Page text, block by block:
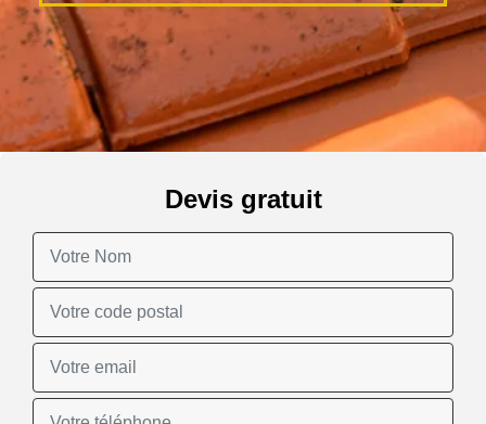
Devis gratuit